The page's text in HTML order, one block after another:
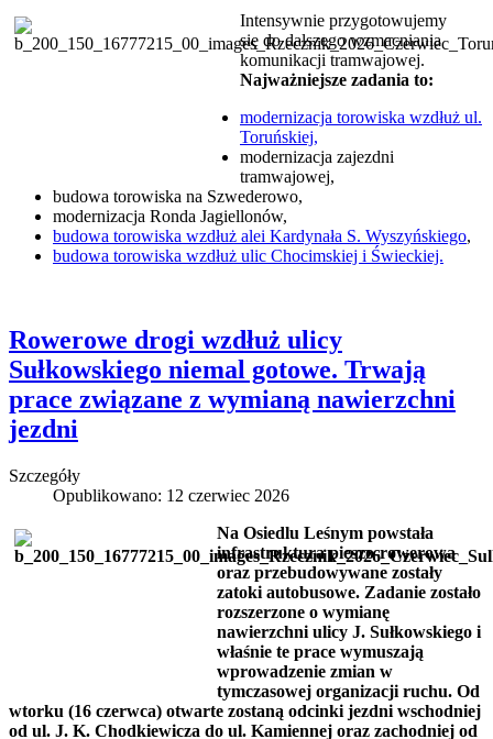
Intensywnie przygotowujemy
się do dalszego wzmacniania
komunikacji tramwajowej.
Najważniejsze zadania to:
modernizacja torowiska wzdłuż ul.
Toruńskiej,
modernizacja zajezdni
tramwajowej,
budowa torowiska na Szwederowo,
modernizacja Ronda Jagiellonów,
budowa torowiska wzdłuż alei Kardynała S. Wyszyńskiego,
budowa torowiska wzdłuż ulic Chocimskiej i Świeckiej.
Rowerowe drogi wzdłuż ulicy
Sułkowskiego niemal gotowe. Trwają
prace związane z wymianą nawierzchni
jezdni
Szczegóły
Opublikowano: 12 czerwiec 2026
Na Osiedlu Leśnym powstała
infrastruktura pieszo-rowerowa
oraz przebudowywane zostały
zatoki autobusowe. Zadanie zostało
rozszerzone o wymianę
nawierzchni ulicy J. Sułkowskiego i
właśnie te prace wymuszają
wprowadzenie zmian w
tymczasowej organizacji ruchu. Od
wtorku (16 czerwca) otwarte zostaną odcinki jezdni wschodniej
od ul. J. K. Chodkiewicza do ul. Kamiennej oraz zachodniej od